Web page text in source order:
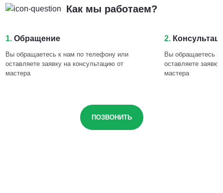
Как мы работаем?
1. Обращение
Вы обращаетесь к нам по телефону или
оставляете заявку на консультацию от
мастера
2.
Вы обращаетесь
оставляете
мастера
ПОЗВОНИТЬ